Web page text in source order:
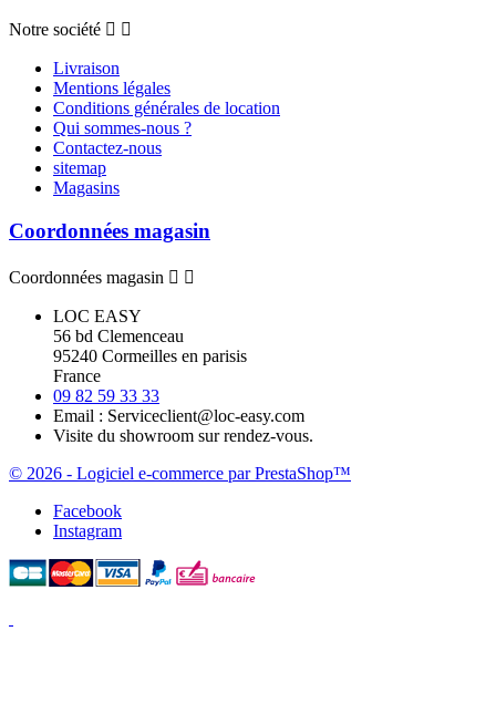
Notre société  
Livraison
Mentions légales
Conditions générales de location
Qui sommes-nous ?
Contactez-nous
sitemap
Magasins
Coordonnées magasin
Coordonnées magasin  
LOC EASY
56 bd Clemenceau
95240 Cormeilles en parisis
France
09 82 59 33 33
Email : Serviceclient@loc-easy.com
Visite du showroom sur rendez-vous.
© 2026 - Logiciel e-commerce par PrestaShop™
Facebook
Instagram